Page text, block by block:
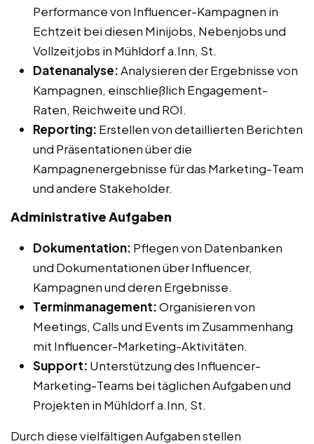
Performance von Influencer-Kampagnen in
Echtzeit bei diesen Minijobs, Nebenjobs und
Vollzeitjobs in Mühldorf a.Inn, St.
Datenanalyse:Analysieren der Ergebnisse von
Kampagnen, einschließlich Engagement-
Raten, Reichweite und ROI.
Reporting: Erstellen von detaillierten Berichten
und Präsentationen über die
Kampagnenergebnisse für das Marketing-Team
und andere Stakeholder.
Administrative Aufgaben
Dokumentation: Pflegen von Datenbanken
und Dokumentationen über Influencer,
Kampagnen und deren Ergebnisse.
Terminmanagement:Organisieren von
Meetings, Calls und Events im Zusammenhang
mit Influencer-Marketing-Aktivitäten.
Support: Unterstützung des Influencer-
Marketing-Teams bei täglichen Aufgaben und
Projekten in Mühldorf a.Inn, St.
Durch diese vielfältigen Aufgaben stellen